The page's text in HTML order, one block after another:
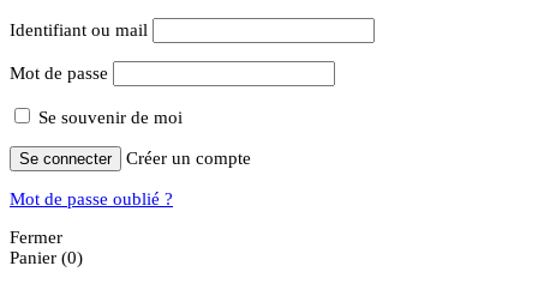
Identifiant ou mail
Mot de passe
Se souvenir de moi
Se connecter Créer un compte
Mot de passe oublié ?
Fermer
Panier (0)